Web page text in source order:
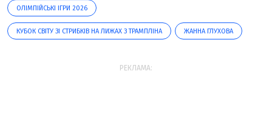
ОЛІМПІЙСЬКІ ІГРИ 2026
КУБОК СВІТУ ЗІ СТРИБКІВ НА ЛИЖАХ З ТРАМПЛІНА ЖАННА ГЛУХОВА
РЕКЛАМА: